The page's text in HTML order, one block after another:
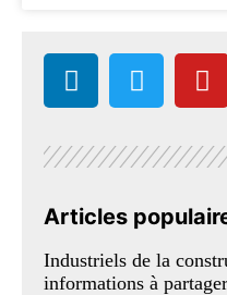
Articles
Industriels de la
informations à